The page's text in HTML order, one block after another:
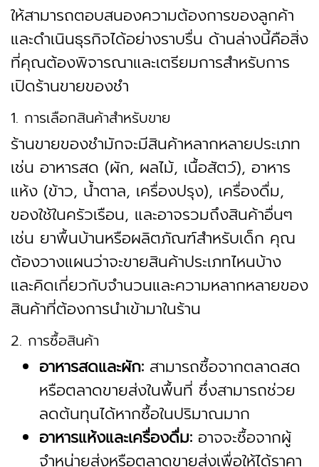
ให้สามารถตอบสนองความต้องการของลูกค้า
และดำเนินธุรกิจได้อย่างราบรื่น ด้านล่างนี้คือสิ่ง
ที่คุณต้องพิจารณาและเตรียมการสำหรับการ
เปิดร้านขายของชำ
1. การเลือกสินค้าสำหรับขาย
ร้านขายของชำมักจะมีสินค้าหลากหลายประเภท
เช่น อาหารสด (ผัก, ผลไม้, เนื้อสัตว์), อาหาร
แห้ง (ข้าว, น้ำตาล, เครื่องปรุง), เครื่องดื่ม,
ของใช้ในครัวเรือน, และอาจรวมถึงสินค้าอื่นๆ
เช่น ยาพื้นบ้านหรือผลิตภัณฑ์สำหรับเด็ก คุณ
ต้องวางแผนว่าจะขายสินค้าประเภทไหนบ้าง
และคิดเกี่ยวกับจำนวนและความหลากหลายของ
สินค้าที่ต้องการนำเข้ามาในร้าน
2. การซื้อสินค้า
อาหารสดและผัก: สามารถซื้อจากตลาดสด
หรือตลาดขายส่งในพื้นที่ ซึ่งสามารถช่วย
ลดต้นทุนได้หากซื้อในปริมาณมาก
อาหารแห้งและเครื่องดื่ม: อาจจะซื้อจากผู้
จำหน่ายส่งหรือตลาดขายส่งเพื่อให้ได้ราคา